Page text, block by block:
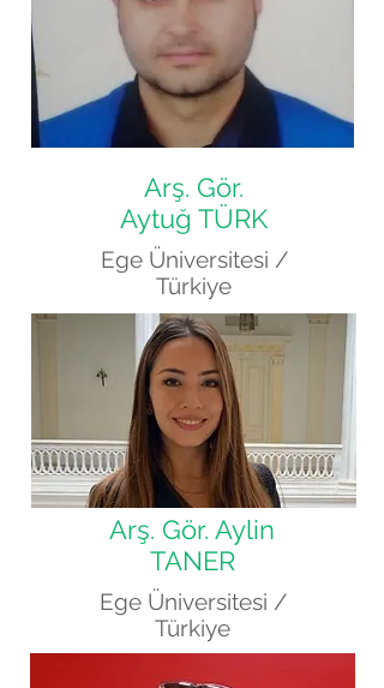
Arş. Gör.
Aytuğ TÜRK
Ege Üniversitesi /
Türkiye
Arş. Gör. Aylin
TANER
Ege Üniversitesi /
Türkiye